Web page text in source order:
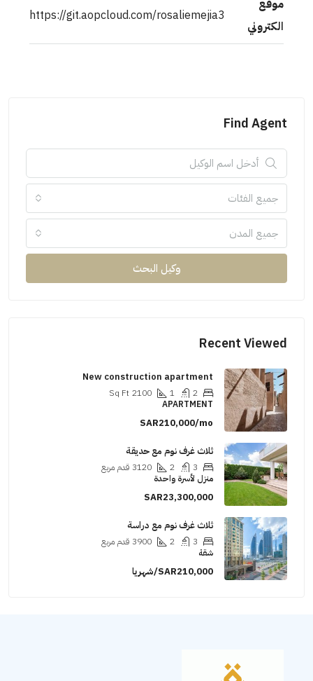
موقع
الكتروني
https://git.aopcloud.com/rosaliemejia3
Find Agent
جميع الفئات
جميع المدن
وكيل البحث
Recent Viewed
New construction apartment
2100
Sq Ft
APARTMENT
SAR210,000/mo
ثلاث غرف نوم مع حديقة
3120 قدم مربع
منزل لأسرة واحدة
SAR23,300,000
ثلاث غرف نوم مع دراسة
3900 قدم مربع
شقة
SAR210,000/شهريا